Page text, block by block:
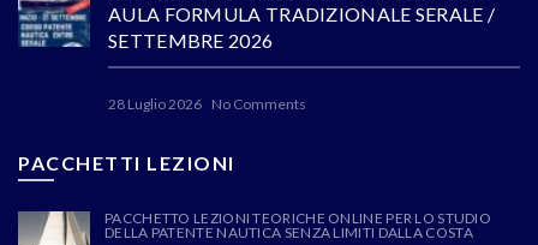
AULA FORMULA TRADIZIONALE SERALE /
SETTEMBRE 2026
28 Luglio 2026 No Comments
PACCHETTI LEZIONI
PACCHETTO LEZIONI TEORICHE ONLINE PER LO STUDIO
DELLA PATENTE NAUTICA SENZA LIMITI DALLA COSTA